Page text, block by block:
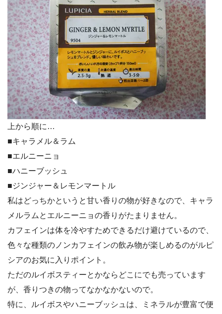
上から順に…
■キャラメル＆ラム
■エルニーニョ
■ハニーブッシュ
■ジンジャー＆レモンマートル
私はどっちかというと甘い香りの物が好きなので、キャラ
メルラムとエルニーニョの香りがたまりません。
カフェインは体を冷やすためできるだけ避けているので、
色々な種類のノンカフェインの飲み物が楽しめるのがルピ
シアのお気に入りポイント。
ただのルイボスティーとかならどこにでも売っています
が、香りつきの物ってなかなかないので。
特に、ルイボスやハニーブッシュは、ミネラルが豊富で便